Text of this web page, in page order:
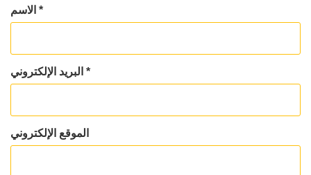
*
*
الموقع الإلكتروني